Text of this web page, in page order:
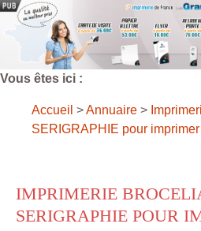
Vous êtes ici :
Accueil >Annuaire >
SERIGRAPHIE pour
IMPRIMERIE
SERIGRAPHIE POUR